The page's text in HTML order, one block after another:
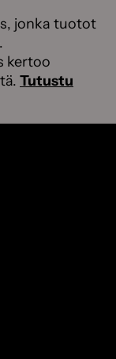
jonka tuotot
kertoo
Tutustu